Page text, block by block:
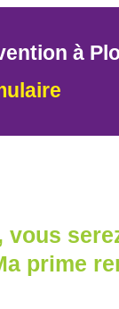
à
vous
prime